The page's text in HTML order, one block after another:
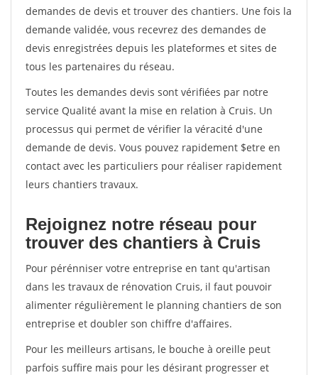
demandes de devis et trouver des chantiers. Une fois la
demande validée, vous recevrez des demandes de
devis enregistrées depuis les plateformes et sites de
tous les partenaires du réseau.
Toutes les demandes devis sont vérifiées par notre
service Qualité avant la mise en relation à Cruis. Un
processus qui permet de vérifier la véracité d'une
demande de devis. Vous pouvez rapidement $etre en
contact avec les particuliers pour réaliser rapidement
leurs chantiers travaux.
Rejoignez notre réseau pour
trouver des chantiers à Cruis
Pour pérénniser votre entreprise en tant qu'artisan
dans les travaux de rénovation Cruis, il faut pouvoir
alimenter régulièrement le planning chantiers de son
entreprise et doubler son chiffre d'affaires.
Pour les meilleurs artisans, le bouche à oreille peut
parfois suffire mais pour les désirant progresser et